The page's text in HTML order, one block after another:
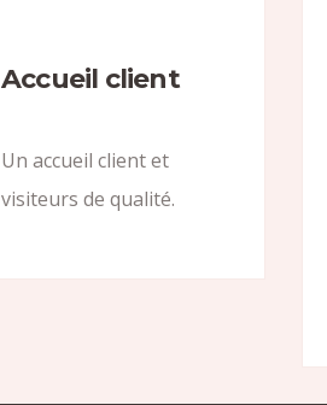
Accueil client
Un accueil client et
visiteurs de qualité.